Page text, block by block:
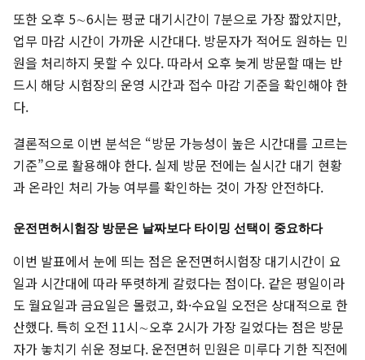
또한 오후 5∼6시는 평균 대기시간이 7분으로 가장 짧았지만,
업무 마감 시간이 가까운 시간대다. 방문자가 적어도 원하는 민
원을 처리하지 못할 수 있다. 따라서 오후 늦게 방문할 때는 반
드시 해당 시험장의 운영 시간과 접수 마감 기준을 확인해야 한
다.
결론적으로 이번 분석은 “방문 가능성이 높은 시간대를 고르는
기준”으로 활용해야 한다. 실제 방문 전에는 실시간 대기 현황
과 온라인 처리 가능 여부를 확인하는 것이 가장 안전하다.
운전면허시험장 방문은 날짜보다 타이밍 선택이 중요하다
이번 발표에서 눈에 띄는 점은 운전면허시험장 대기시간이 요
일과 시간대에 따라 뚜렷하게 갈렸다는 점이다. 같은 평일이라
도 월요일과 금요일은 몰렸고, 화·수요일 오전은 상대적으로 한
산했다. 특히 오전 11시∼오후 2시가 가장 길었다는 점은 방문
자가 놓치기 쉬운 정보다. 운전면허 민원은 미루다 기한 직전에